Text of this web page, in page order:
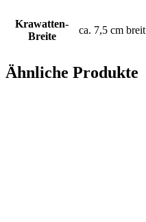
Krawatten-
Breite
ca. 7,5 cm breit
Ähnliche Produkte